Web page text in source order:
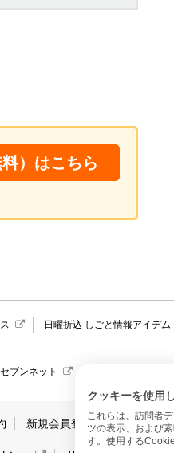
）はこちら
日曜折込 しごと情報アイデム
ブンネット
新規会員登録 サイトのご
クッキーを使用
これらは、訪問者
ツの表示、および
す。使用する